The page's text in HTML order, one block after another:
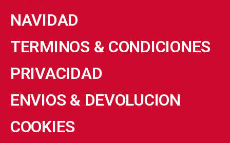
NAVIDAD
TERMINOS & CONDICIONES
PRIVACIDAD
ENVIOS & DEVOLUCION
COOKIES